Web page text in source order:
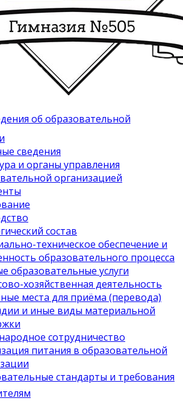
об образовательной
сведения
и органы управления
организацией
состав
техническое обеспечение и
образовательного процесса
образовательные услуги
хозяйственная деятельность
места для приёма (перевода)
и иные виды материальной
сотрудничество
питания в образовательной
стандарты и требования